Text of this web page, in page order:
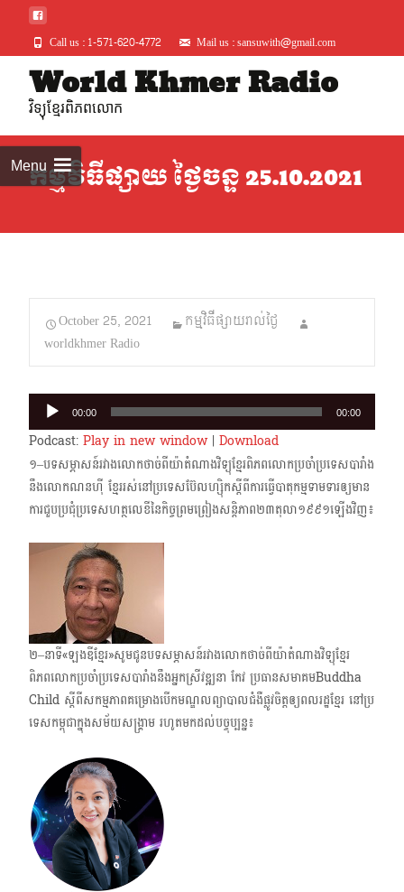
Call us : 1-571-620-4772 Mail us : sansuwith@gmail.com
World Khmer Radio
វិទ្យុខ្មែរពិភពលោក
Menuកម្មវិធីផ្សាយ ថ្ងៃចន្ទ 25.10.2021
October 25, 2021
កម្មវិធីផ្សាយរាល់ថ្ងៃ
worldkhmer Radio
Audio
Player
00:00 00:00
Podcast: Play in new window| Download
១–បទសម្ភាសន៍រវាងលោកថាច់ពីយ៉ាតំណាងវិទ្យុខ្មែរពិភពលោកប្រចាំប្រទេសបារាំង
នឹងលោកណនហ៊ី ខ្មែររស់នៅប្រទេសប៊ែលហ្ស៊ិកស្តីពីការធ្វើបាតុកម្មទាមទារឲ្យមាន
ការជួបប្រជុំប្រទេសហត្ថលេខីនៃកិច្ចព្រមព្រៀងសន្តិភាព២៣តុលា១៩៩១ឡើងវិញ៖
២–នាទី«ឡងឌីខ្មែរ»សូមជូនបទសម្ភាសន៍រវាងលោកថាច់ពីយ៉ាតំណាងវិទ្យុខ្មែរ
ពិភពលោកប្រចាំ​ប្រទេសបារាំងនឹងអ្នកស្រី​វឌ្ឍនា កែវ ប្រធានសមាគមBuddha
Child ស្តីពីសកម្មភាពគម្រោងបើក​មណ្ឌលព្យាបាលជំងឺផ្លូវចិត្តឲ្យពលរដ្ឋខ្មែរ នៅប្រ​
ទេសកម្ពុជាក្នុងសម័យសង្គ្រាម រហូតមកដល់បច្ចុប្បន្ន៖